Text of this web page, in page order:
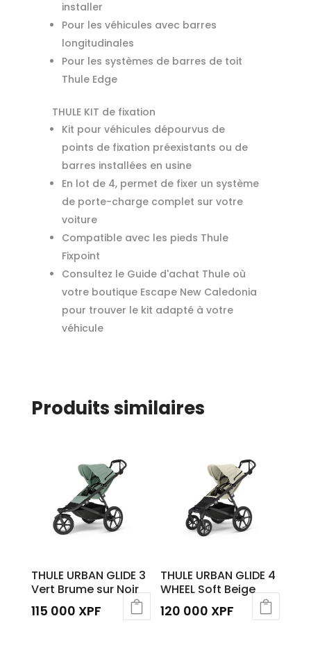
installer
Pour les véhicules avec barres
longitudinales
Pour les systèmes de barres de toit
Thule Edge
THULE KIT de fixation
Kit pour véhicules dépourvus de
points de fixation préexistants ou de
barres installées en usine
En lot de 4, permet de fixer un système
de porte-charge complet sur votre
voiture
Compatible avec les pieds Thule
Fixpoint
Consultez le Guide d'achat Thule où
votre boutique Escape New Caledonia
pour trouver le kit adapté à votre
véhicule
Produits similaires
THULE URBAN GLIDE 3
Vert Brume sur Noir
115 000 XPF
THULE URBAN GLIDE 4
WHEEL Soft Beige
120 000 XPF